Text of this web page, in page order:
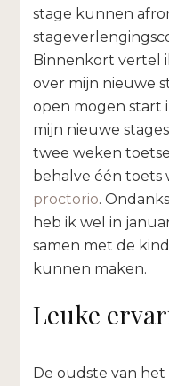
stage kunnen
Binnenkort vertel
over mijn nieuwe
open mogen start
mijn nieuwe
twee weken
behalve één toets
proctorio.
heb ik wel in
samen met de
kunnen maken.
Leuke
De oudste van